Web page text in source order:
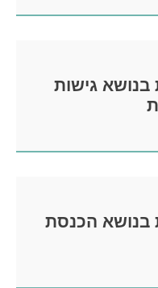
בנושא גישות
בנושא הכנסת